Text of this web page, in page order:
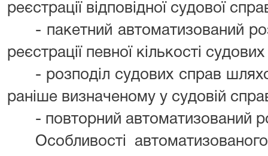
реєстрації відповідної судової
- пакетний автоматизований
реєстрації певної кількості
- розподіл судових справ
раніше визначеному у судовій
- повторний автоматизований
Особливості